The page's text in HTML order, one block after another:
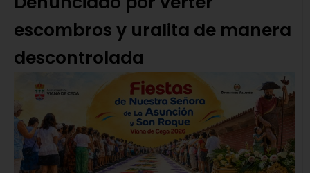
escombros y uralita de manera
descontrolada